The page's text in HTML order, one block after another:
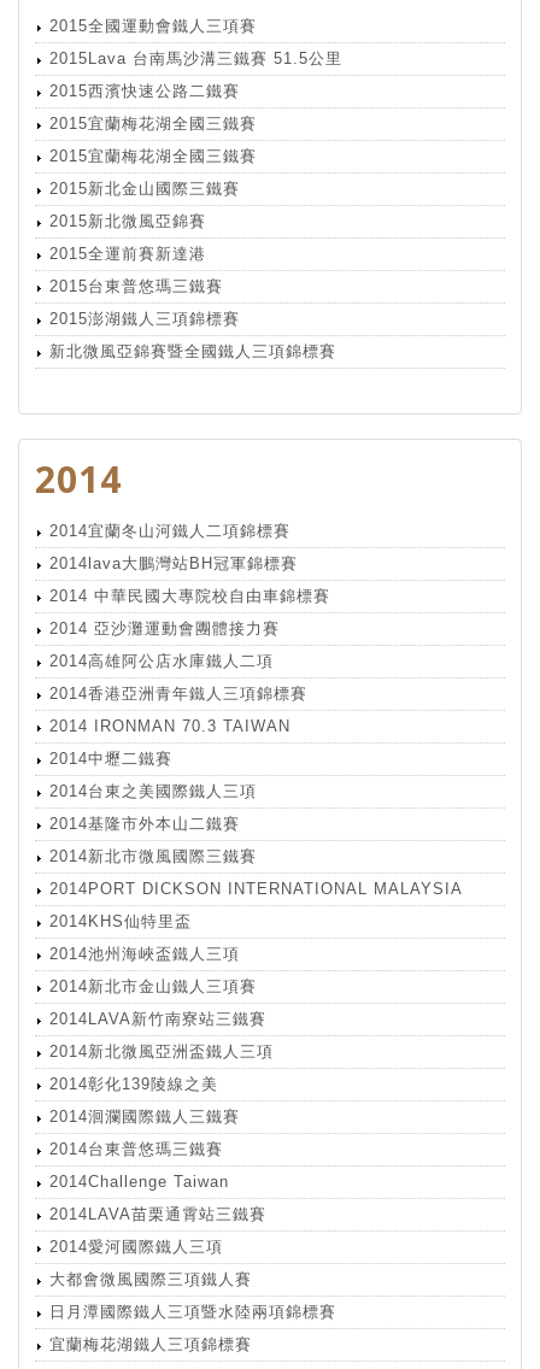
2015全國運動會鐵人三項賽
2015Lava 台南馬沙溝三鐵賽 51.5公里
2015西濱快速公路二鐵賽
2015宜蘭梅花湖全國三鐵賽
2015宜蘭梅花湖全國三鐵賽
2015新北金山國際三鐵賽
2015新北微風亞錦賽
2015全運前賽新達港
2015台東普悠瑪三鐵賽
2015澎湖鐵人三項錦標賽
新北微風亞錦賽暨全國鐵人三項錦標賽
2014
2014宜蘭冬山河鐵人二項錦標賽
2014lava大鵬灣站BH冠軍錦標賽
2014 中華民國大專院校自由車錦標賽
2014 亞沙灘運動會團體接力賽
2014高雄阿公店水庫鐵人二項
2014香港亞洲青年鐵人三項錦標賽
2014 IRONMAN 70.3 TAIWAN
2014中壢二鐵賽
2014台東之美國際鐵人三項
2014基隆市外本山二鐵賽
2014新北市微風國際三鐵賽
2014PORT DICKSON INTERNATIONAL MALAYSIA
2014KHS仙特里盃
2014池州海峽盃鐵人三項
2014新北市金山鐵人三項賽
2014LAVA新竹南寮站三鐵賽
2014新北微風亞洲盃鐵人三項
2014彰化139陵線之美
2014洄瀾國際鐵人三鐵賽
2014台東普悠瑪三鐵賽
2014Challenge Taiwan
2014LAVA苗栗通霄站三鐵賽
2014愛河國際鐵人三項
大都會微風國際三項鐵人賽
日月潭國際鐵人三項暨水陸兩項錦標賽
宜蘭梅花湖鐵人三項錦標賽